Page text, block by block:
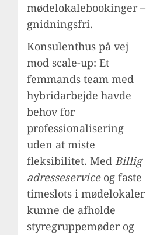
mødelokalebookinger –
gnidningsfri.
Konsulenthus på vej
mod scale-up: Et
femmands team med
hybridarbejde havde
behov for
professionalisering
uden at miste
fleksibilitet. Med Billig
adresseserviceog faste
timeslots i mødelokaler
kunne de afholde
styregruppemøder og